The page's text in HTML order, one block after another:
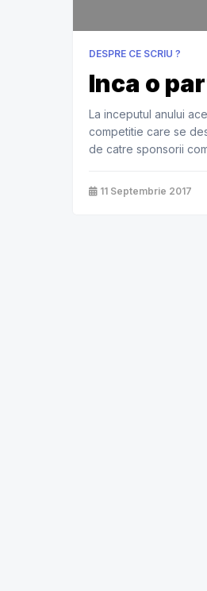
DESPRE CE SCRIU ?
Inca o
La inceputul anului
competitie care se
de catre sponsorii
11 Septembrie 2017